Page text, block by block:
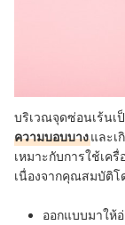
บริเวณจุดซ่อนเร้นเ
ความบอบบางและเ
เหมาะกับการใช้เค
เนื่องจากคุณสมบัติโ
ออกแบบมาให้